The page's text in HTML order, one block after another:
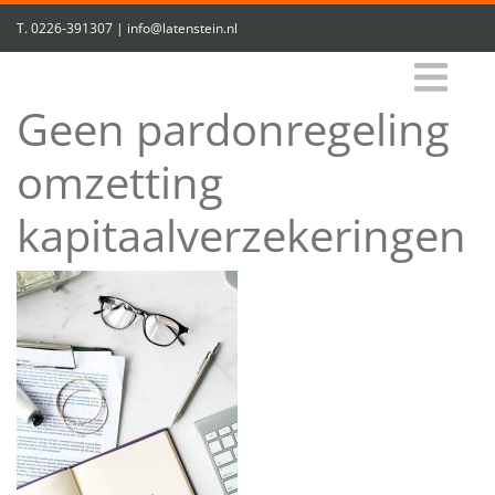
T.0226-391307 | info@latenstein.nl
Geen pardonregeling
omzetting
kapitaalverzekeringen